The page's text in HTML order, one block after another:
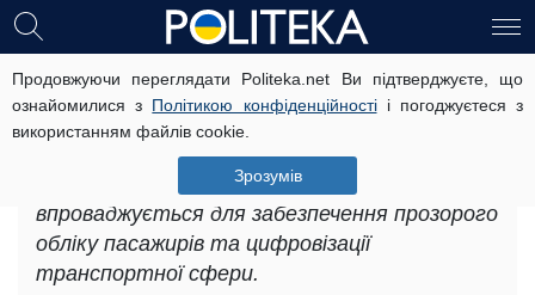
Продовжуючи переглядати Politeka.net Ви підтверджуєте, що
ознайомилися з Політикою конфіденційностіі погоджуєтеся з
використанням файлів cookie.
Зрозумів
Жителів Рівного чекаюють зміни: як
буде працювати нова система
оплати за проїзд
Нова система оплати за проїзд у Рівному
впроваджується для забезпечення прозорого
обліку пасажирів та цифровізації
транспортної сфери.